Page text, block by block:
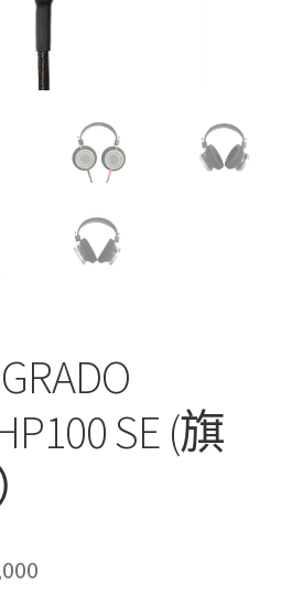
SE (旗
目